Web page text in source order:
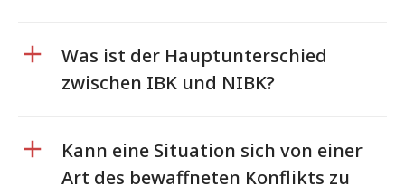
Was ist der Hauptunterschied
zwischen IBK und NIBK?
Kann eine Situation sich von einer
Art des bewaffneten Konflikts zu